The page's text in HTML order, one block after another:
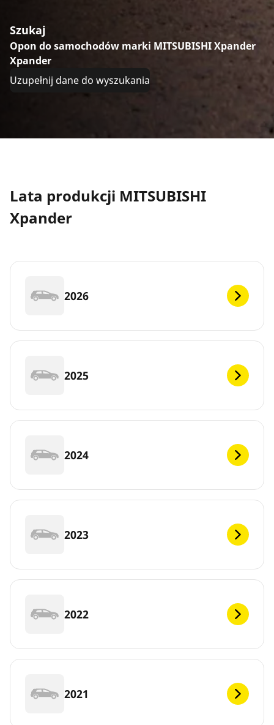
Szukaj
Opon do samochodów marki MITSUBISHI Xpander
Xpander
Uzupełnij dane do wyszukania
Lata produkcji MITSUBISHI
Xpander
2026
2025
2024
2023
2022
2021